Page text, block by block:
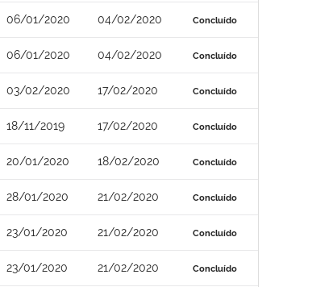
06/01/2020 04/02/2020 Concluído
06/01/2020 04/02/2020 Concluído
03/02/2020 17/02/2020 Concluído
18/11/2019 17/02/2020 Concluído
20/01/2020 18/02/2020 Concluído
28/01/2020 21/02/2020 Concluído
23/01/2020 21/02/2020 Concluído
23/01/2020 21/02/2020 Concluído